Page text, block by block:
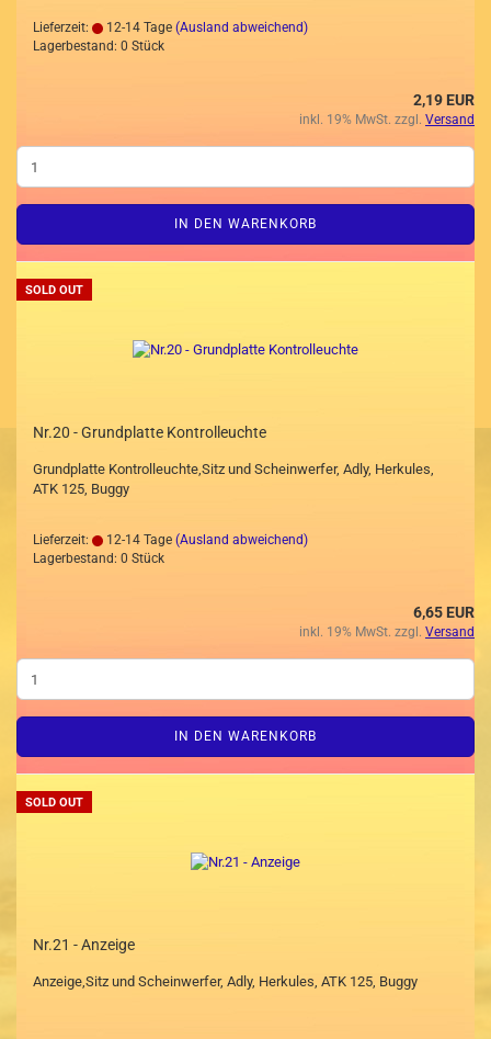
Lieferzeit: 12-14 Tage (Ausland abweichend)
Lagerbestand: 0 Stück
2,19 EUR
inkl. 19% MwSt. zzgl. Versand
IN DEN WARENKORB
SOLD OUT
Nr.20 - Grundplatte Kontrolleuchte
Grundplatte Kontrolleuchte,Sitz und Scheinwerfer, Adly, Herkules,
ATK 125, Buggy
Lieferzeit: 12-14 Tage (Ausland abweichend)
Lagerbestand: 0 Stück
6,65 EUR
inkl. 19% MwSt. zzgl. Versand
IN DEN WARENKORB
SOLD OUT
Nr.21 - Anzeige
Anzeige,Sitz und Scheinwerfer, Adly, Herkules, ATK 125, Buggy